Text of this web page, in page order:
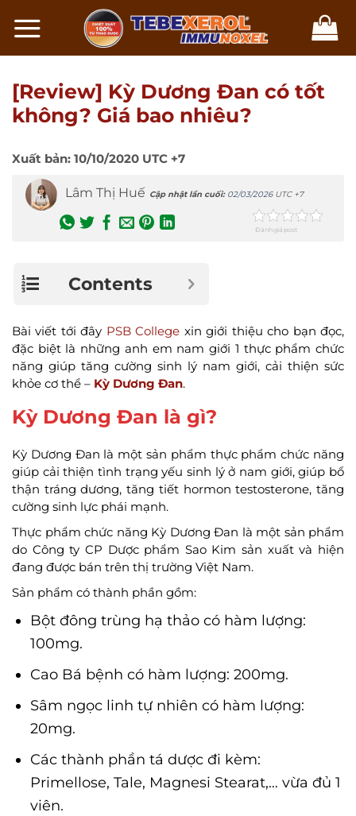
đến
[Review] Kỳ Dương Đan có tốt
không? Giá bao nhiêu?
Xuất bản: 10/10/2020 UTC +7
Lâm Thị Huế Cập nhật lần cuối: 02/03/2026UTC +7
Đánh giá post
Contents
Bài viết tới đây PSB College xin giới thiệu cho bạn đọc,
đặc biệt là những anh em nam giới 1 thực phẩm chức
năng giúp tăng cường sinh lý nam giới, cải thiện sức
khỏe cơ thể – Kỳ Dương Đan.
Kỳ Dương Đan là gì?
Kỳ Dương Đan là một sản phẩm thực phẩm chức năng
giúp cải thiện tình trạng yếu sinh lý ở nam giới, giúp bổ
thận tráng dương, tăng tiết hormon testosterone, tăng
cường sinh lực phái mạnh.
Thực phẩm chức năng Kỳ Dương Đan là một sản phẩm
do Công ty CP Dược phẩm Sao Kim sản xuất và hiện
đang được bán trên thị trường Việt Nam.
Sản phẩm có thành phần gồm:
Bột đông trùng hạ thảo có hàm lượng:
100mg.
Cao Bá bệnh có hàm lượng: 200mg.
Sâm ngọc linh tự nhiên có hàm lượng:
20mg.
Các thành phần tá dược đi kèm:
Primellose, Tale, Magnesi Stearat,… vừa đủ 1
viên.